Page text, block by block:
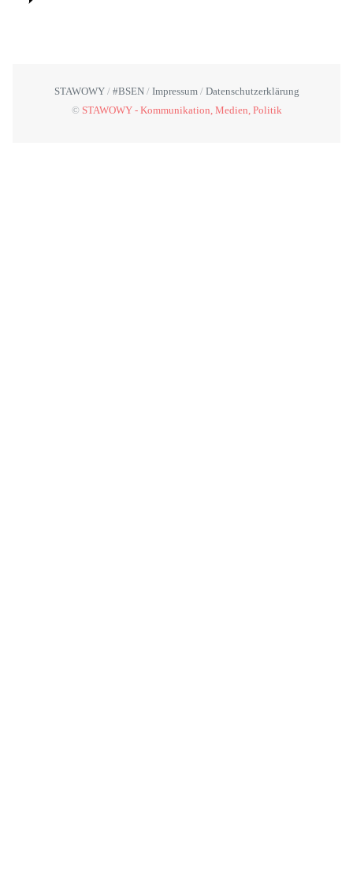
STAWOWY #BSEN Impressum
Datenschutzerklärung
© STAWOWY - Kommunikation, Medien, Politik